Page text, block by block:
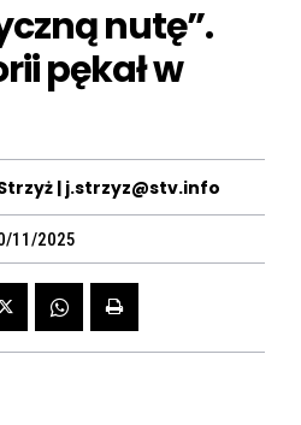
nutę”.
pękał w
| j.strzyz@stv.info
11/2025